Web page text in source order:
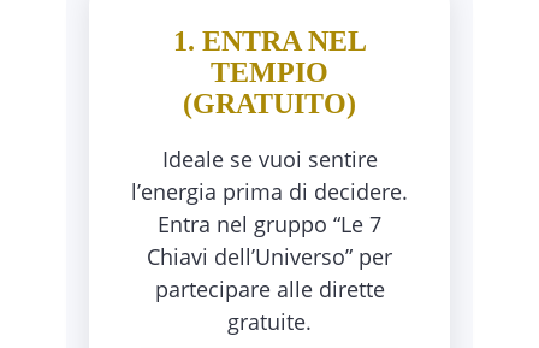
1. ENTRA NEL
TEMPIO
(GRATUITO)
Ideale se vuoi sentire
l’energia prima di decidere.
Entra nel gruppo “Le 7
Chiavi dell’Universo” per
partecipare alle dirette
gratuite.